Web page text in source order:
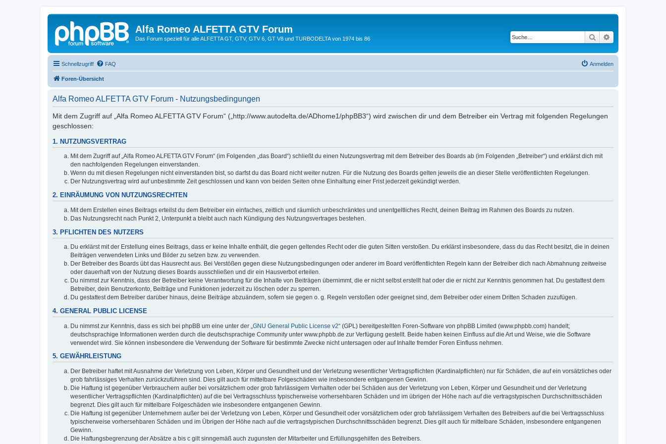
Alfa Romeo ALFETTA GTV Forum
Das Forum speziell für alle ALFETTA GT, GTV, GTV 6, GT V8 und TURBODELTA von 1974 bis 86 Suche
Schnellzugriff FAQ Anmelden
Foren-Übersicht
Alfa Romeo ALFETTA GTV Forum - Nutzungsbedingungen
Mit dem Zugriff auf „Alfa Romeo ALFETTA GTV Forum“ („http://www.autodelta.de/ADhome1/phpBB3“) wird zwischen dir und dem Betreiber ein Vertrag mit folgenden Regelungen
geschlossen:
1. NUTZUNGSVERTRAG
Mit dem Zugriff auf „Alfa Romeo ALFETTA GTV Forum“ (im Folgenden „das Board“) schließt du einen Nutzungsvertrag mit dem Betreiber des Boards ab (im Folgenden „Betreiber“) und erklärst dich mit
den nachfolgenden Regelungen einverstanden.
Wenn du mit diesen Regelungen nicht einverstanden bist, so darfst du das Board nicht weiter nutzen. Für die Nutzung des Boards gelten jeweils die an dieser Stelle veröffentlichten Regelungen.
Der Nutzungsvertrag wird auf unbestimmte Zeit geschlossen und kann von beiden Seiten ohne Einhaltung einer Frist jederzeit gekündigt werden.
2. EINRÄUMUNG VON NUTZUNGSRECHTEN
Mit dem Erstellen eines Beitrags erteilst du dem Betreiber ein einfaches, zeitlich und räumlich unbeschränktes und unentgeltliches Recht, deinen Beitrag im Rahmen des Boards zu nutzen.
Das Nutzungsrecht nach Punkt 2, Unterpunkt a bleibt auch nach Kündigung des Nutzungsvertrages bestehen.
3. PFLICHTEN DES NUTZERS
Du erklärst mit der Erstellung eines Beitrags, dass er keine Inhalte enthält, die gegen geltendes Recht oder die guten Sitten verstoßen. Du erklärst insbesondere, dass du das Recht besitzt, die in deinen
Beiträgen verwendeten Links und Bilder zu setzen bzw. zu verwenden.
Der Betreiber des Boards übt das Hausrecht aus. Bei Verstößen gegen diese Nutzungsbedingungen oder anderer im Board veröffentlichten Regeln kann der Betreiber dich nach Abmahnung zeitweise
oder dauerhaft von der Nutzung dieses Boards ausschließen und dir ein Hausverbot erteilen.
Du nimmst zur Kenntnis, dass der Betreiber keine Verantwortung für die Inhalte von Beiträgen übernimmt, die er nicht selbst erstellt hat oder die er nicht zur Kenntnis genommen hat. Du gestattest dem
Betreiber, dein Benutzerkonto, Beiträge und Funktionen jederzeit zu löschen oder zu sperren.
Du gestattest dem Betreiber darüber hinaus, deine Beiträge abzuändern, sofern sie gegen o. g. Regeln verstoßen oder geeignet sind, dem Betreiber oder einem Dritten Schaden zuzufügen.
4. GENERAL PUBLIC LICENSE
Du nimmst zur Kenntnis, dass es sich bei phpBB um eine unter der „ GNU General Public License v2“ (GPL) bereitgestellten Foren-Software von phpBB Limited (www.phpbb.com) handelt;
deutschsprachige Informationen werden durch die deutschsprachige Community unter www.phpbb.de zur Verfügung gestellt. Beide haben keinen Einfluss auf die Art und Weise, wie die Software
verwendet wird. Sie können insbesondere die Verwendung der Software für bestimmte Zwecke nicht untersagen oder auf Inhalte fremder Foren Einfluss nehmen.
5. GEWÄHRLEISTUNG
Der Betreiber haftet mit Ausnahme der Verletzung von Leben, Körper und Gesundheit und der Verletzung wesentlicher Vertragspflichten (Kardinalpflichten) nur für Schäden, die auf ein vorsätzliches oder
grob fahrlässiges Verhalten zurückzuführen sind. Dies gilt auch für mittelbare Folgeschäden wie insbesondere entgangenen Gewinn.
Die Haftung ist gegenüber Verbrauchern außer bei vorsätzlichem oder grob fahrlässigem Verhalten oder bei Schäden aus der Verletzung von Leben, Körper und Gesundheit und der Verletzung
wesentlicher Vertragspflichten (Kardinalpflichten) auf die bei Vertragsschluss typischerweise vorhersehbaren Schäden und im übrigen der Höhe nach auf die vertragstypischen Durchschnittsschäden
begrenzt. Dies gilt auch für mittelbare Folgeschäden wie insbesondere entgangenen Gewinn.
Die Haftung ist gegenüber Unternehmern außer bei der Verletzung von Leben, Körper und Gesundheit oder vorsätzlichem oder grob fahrlässigem Verhalten des Betreibers auf die bei Vertragsschluss
typischerweise vorhersehbaren Schäden und im Übrigen der Höhe nach auf die vertragstypischen Durchschnittsschäden begrenzt. Dies gilt auch für mittelbare Schäden, insbesondere entgangenen
Gewinn.
Die Haftungsbegrenzung der Absätze a bis c gilt sinngemäß auch zugunsten der Mitarbeiter und Erfüllungsgehilfen des Betreibers.